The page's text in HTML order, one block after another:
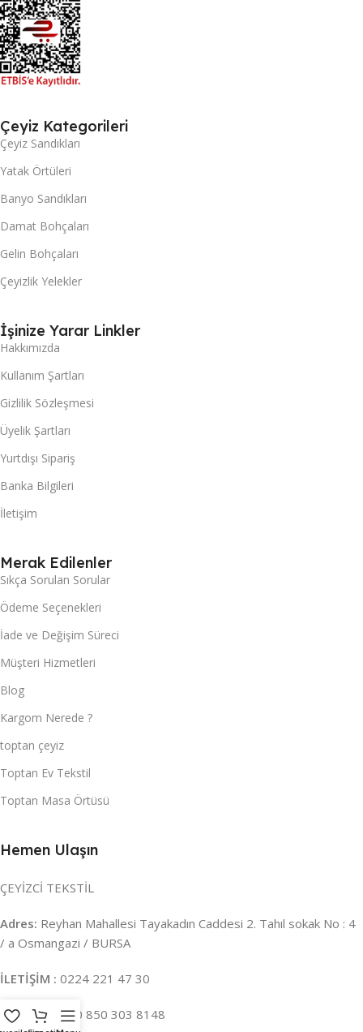
Çeyiz Kategorileri
Çeyiz Sandıkları
Yatak Örtüleri
Banyo Sandıkları
Damat Bohçaları
Gelin Bohçaları
Çeyizlik Yelekler
İşinize Yarar Linkler
Hakkımızda
Kullanım Şartları
Gizlilik Sözleşmesi
Üyelik Şartları
Yurtdışı Sipariş
Banka Bilgileri
İletişim
Merak Edilenler
Sıkça Sorulan Sorular
Ödeme Seçenekleri
İade ve Değişim Süreci
Müşteri Hizmetleri
Blog
Kargom Nerede ?
toptan çeyiz
Toptan Ev Tekstil
Toptan Masa Örtüsü
Hemen Ulaşın
ÇEYİZCİ TEKSTİL
Adres: Reyhan Mahallesi Tayakadın Caddesi 2. Tahıl sokak No : 4
/ a Osmangazi / BURSA
İLETİŞİM : 0224 221 47 30
WHATSAPP :0 850 303 8148